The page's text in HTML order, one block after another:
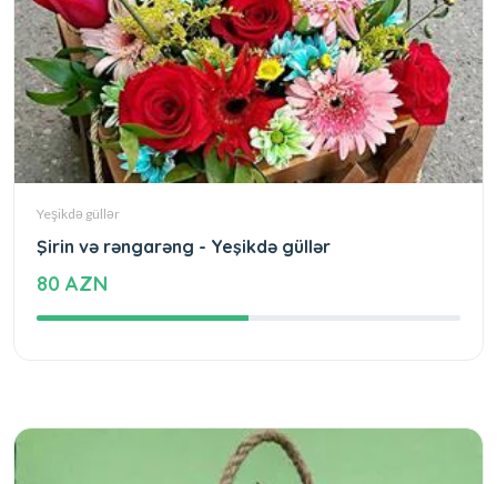
Yeşikdə güllər
Şirin və rəngarəng - Yeşikdə güllər
80 AZN